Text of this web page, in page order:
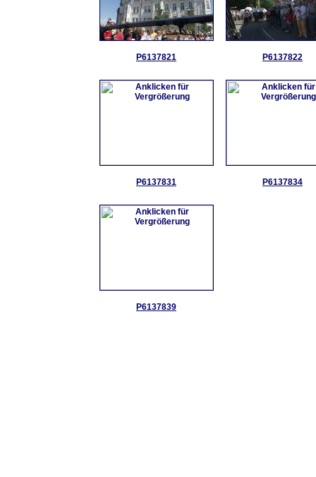
P6137821 P6137822
P6137831 P6137834
P6137839